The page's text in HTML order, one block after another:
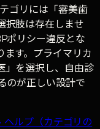
ゴリには「審美歯
択肢は存在しませ
ポリシー違反とな
ます。プライマリカ
」を選択し、自由診
のが正しい設計で
ルプ（カテゴリの